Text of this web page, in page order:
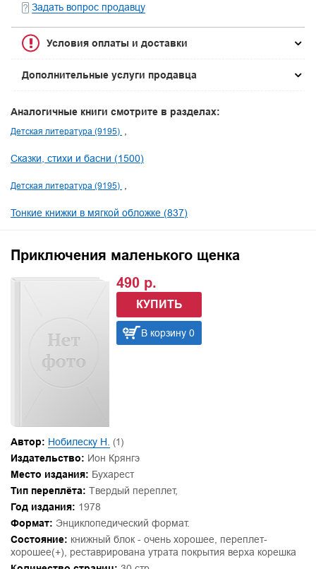
Задать вопрос продавцу
Условия оплаты и доставки
Дополнительные услуги продавца
Аналогичные книги смотрите в разделах:
Детская литература (9195)
Сказки, стихи и басни (1500)
Детская литература (9195)
Тонкие книжки в мягкой обложке (837)
Приключения маленького щенка
490 р.
КУПИТЬ
В корзину 0
Автор: Нобилеску Н. (1)
Издательство: Ион Крянгэ
Место издания: Бухарест
Тип переплёта: Твердый переплет,
Год издания: 1978
Формат: Энциклопедический формат.
Состояние: книжный блок - очень хорошее, переплет-
хорошее(+), реставрирована утрата покрытия верха корешка